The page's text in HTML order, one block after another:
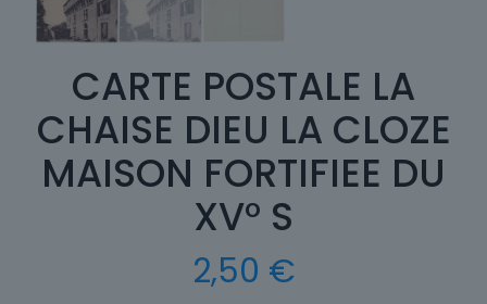
CARTE POSTALE LA
CHAISE DIEU LA CLOZE
MAISON FORTIFIEE DU
XV° S
2,50 €